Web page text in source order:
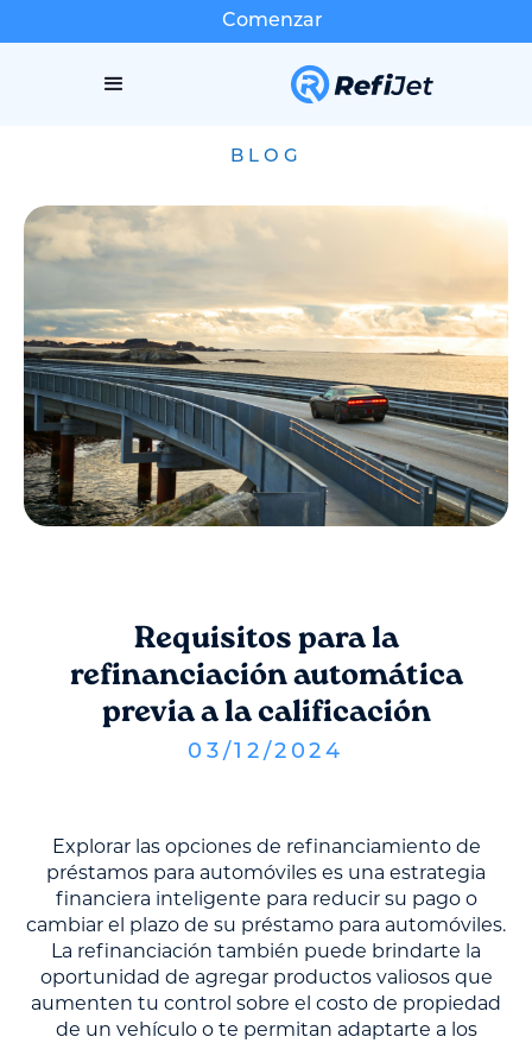
Comenzar
BLOG
Requisitos para la
refinanciación automática
previa a la calificación
03 / 12 /2024
Explorar las opciones de refinanciamiento de
préstamos para automóviles es una estrategia
financiera inteligente para reducir su pago o
cambiar el plazo de su préstamo para automóviles.
La refinanciación también puede brindarte la
oportunidad de agregar productos valiosos que
aumenten tu control sobre el costo de propiedad
de un vehículo o te permitan adaptarte a los